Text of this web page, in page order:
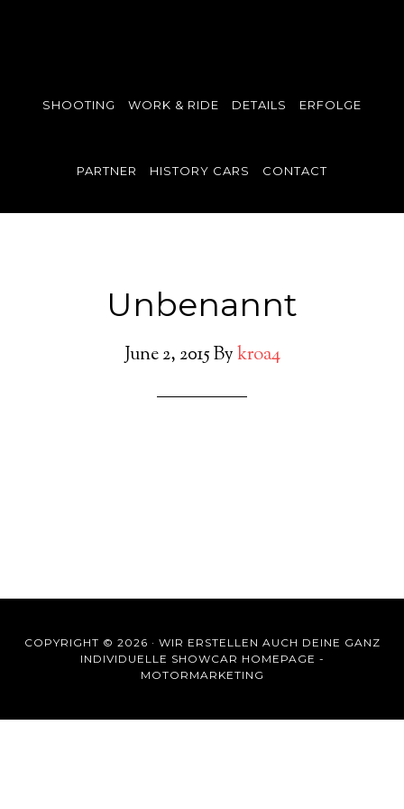
SHOOTING WORK & RIDE DETAILS ERFOLGE
PARTNER HISTORY CARS CONTACT
Unbenannt
June 2, 2015Bykroa4
COPYRIGHT © 2026 · WIR ERSTELLEN AUCH DEINE GANZ
INDIVIDUELLE SHOWCAR HOMEPAGE -
MOTORMARKETING